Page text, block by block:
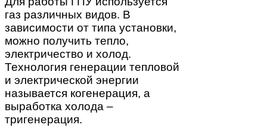
газ различных видов. В
зависимости от типа установки,
можно получить тепло,
электричество и холод.
Технология генерации тепловой
и электрической энергии
называется когенерация, а
выработка холода –
тригенерация.